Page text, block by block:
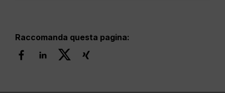
Raccomanda questa pagina: